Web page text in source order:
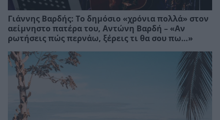
Γιάννης Βαρδής: Το δημόσιο «χρόνια πολλά» στον
αείμνηστο πατέρα του, Αντώνη Βαρδή – «Αν
ρωτήσεις πώς περνάω, ξέρεις τι θα σου πω…»